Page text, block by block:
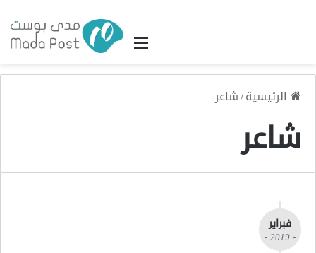
القائمة
الرئيسية/شاعر
شاعر
فبراير
- 2019 -